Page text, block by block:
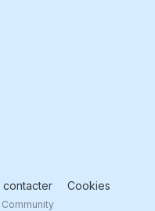
contacter Cookies